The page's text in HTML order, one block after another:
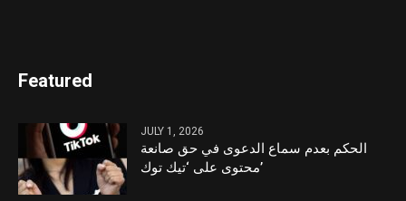
Featured
JULY 1, 2026
الحكم بعدم سماع الدعوى في حق صانعة
محتوى على ‘تيك توك’